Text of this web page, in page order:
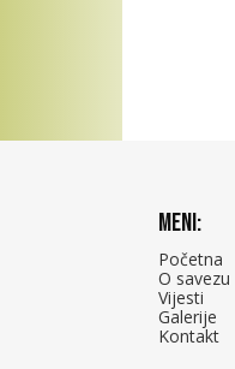
Meni:
Početna
O savezu
Vijesti
Galerije
Kontakt